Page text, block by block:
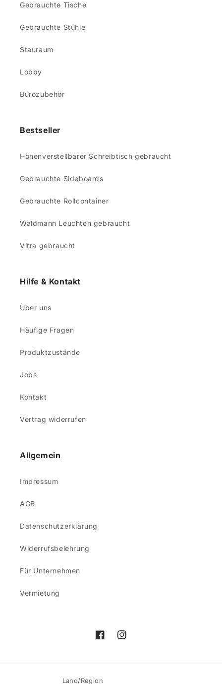
Gebrauchte Tische
Gebrauchte Stühle
Stauraum
Lobby
Bürozubehör
Bestseller
Höhenverstellbarer Schreibtisch gebraucht
Gebrauchte Sideboards
Gebrauchte Rollcontainer
Waldmann Leuchten gebraucht
Vitra gebraucht
Hilfe & Kontakt
Über uns
Häufige Fragen
Produktzustände
Jobs
Kontakt
Vertrag widerrufen
Allgemein
Impressum
AGB
Datenschutzerklärung
Widerrufsbelehrung
Für Unternehmen
Vermietung
FacebookInstagram
Land/Region